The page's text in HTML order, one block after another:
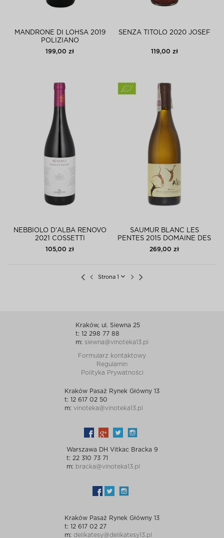
MANDRONE DI LOHSA 2019
POLIZIANO
199,00 zł
SENZA TITOLO 2020 JOSEF
119,00 zł
NEBBIOLO D'ALBA RENOVO
2021 COSSETTI
105,00 zł
SAUMUR BLANC LES
PENTES 2015 DOMAINE DES
ROCHES NEUVES
269,00 zł
Strona 1
Kraków, ul. Siewna 25
t: 12 298 77 88
m: siewna@vinoteka13.pl
Formularz kontaktowy
Regulamin
Polityka Prywatności
Kraków Pasaż Rynek Główny 13
t: 12 617 02 50
m: vinoteka@vinoteka13.pl
Warszawa DH Vitkac Bracka 9
t: 22 310 73 71
m: bracka@vinoteka13.pl
Kraków Pasaż Rynek Główny 13
t: 12 617 02 27
m: delikatesy@delikatesy13.pl